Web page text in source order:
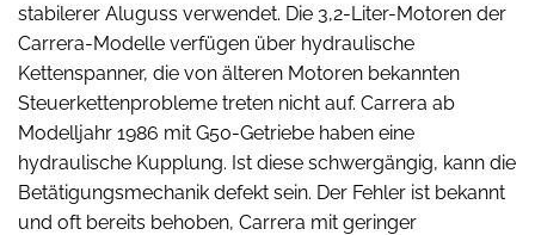
stabilerer Aluguss verwendet. Die 3,2-Liter-Motoren der
Carrera-Modelle verfügen über hydraulische
Kettenspanner, die von älteren Motoren bekannten
Steuerkettenprobleme treten nicht auf. Carrera ab
Modelljahr 1986 mit G50-Getriebe haben eine
hydraulische Kupplung. Ist diese schwergängig, kann die
Betätigungsmechanik defekt sein. Der Fehler ist bekannt
und oft bereits behoben, Carrera mit geringer